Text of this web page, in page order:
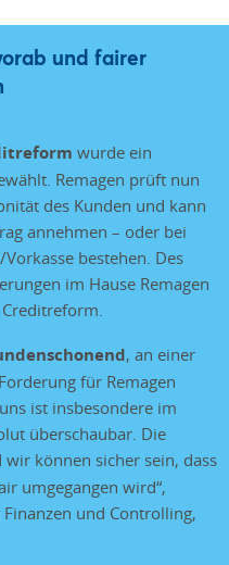
und fairer
wurde ein
Remagen prüft nun
des Kunden und kann
annehmen – oder bei
bestehen. Des
im Hause Remagen
, an einer
für Remagen
ist insbesondere im
überschaubar. Die
können sicher sein, dass
umgegangen wird“,
und Controlling,